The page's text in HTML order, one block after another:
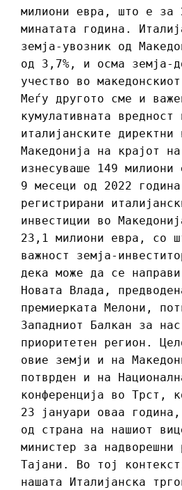
милиони евра, што е за
минатата година.
земја-увозник од
од 3,7%, и осма земја-
учество во
Меѓу другото сме и
кумулативната вредност
италијанските директни
Македонија на крајот
изнесуваше 149
9 месеци од 2022
регистрирани
инвестиции во
23,1 милиони евра, со
важност земја-
дека може да се
Новата Влада,
премиерката Мелони,
Западниот Балкан за
приоритетен регион.
овие земји и на
потврден и на
конференција во Трст,
23 јануари оваа година,
од страна на нашиот
министер за надворешни
Тајани. Во тој
нашата Италијанска